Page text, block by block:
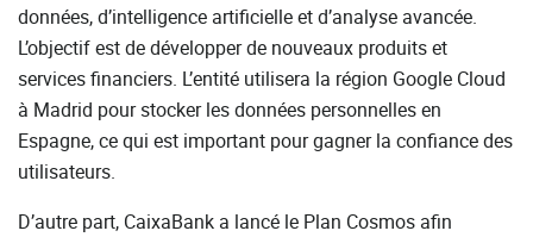
données, d’intelligence artificielle et d’analyse avancée.
L’objectif est de développer de nouveaux produits et
services financiers. L’entité utilisera la région Google Cloud
à Madrid pour stocker les données personnelles en
Espagne, ce qui est important pour gagner la confiance des
utilisateurs.
D’autre part, CaixaBank a lancé le Plan Cosmos afin